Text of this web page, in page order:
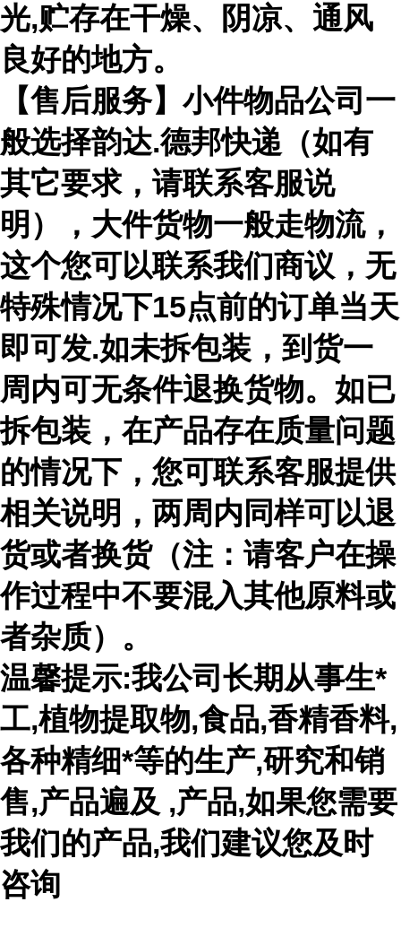
光,贮存在干燥、阴凉、通风
良好的地方。
【售后服务】小件物品公司一
般选择韵达.德邦快递（如有
其它要求，请联系客服说
明），大件货物一般走物流，
这个您可以联系我们商议，无
特殊情况下15点前的订单当天
即可发.如未拆包装，到货一
周内可无条件退换货物。如已
拆包装，在产品存在质量问题
的情况下，您可联系客服提供
相关说明，两周内同样可以退
货或者换货（注：请客户在操
作过程中不要混入其他原料或
者杂质）。
温馨提示:我公司长期从事生*
工,植物提取物,食品,香精香料,
各种精细*等的生产,研究和销
售,产品遍及 ,产品,如果您需要
我们的产品,我们建议您及时
咨询